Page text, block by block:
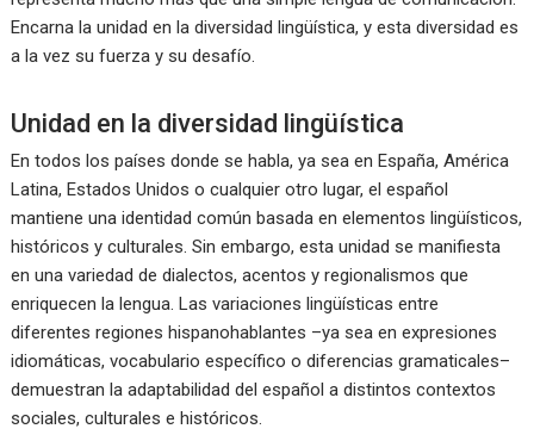
Encarna la unidad en la diversidad lingüística, y esta diversidad es
a la vez su fuerza y su desafío.
Unidad en la diversidad lingüística
En todos los países donde se habla, ya sea en España, América
Latina, Estados Unidos o cualquier otro lugar, el español
mantiene una identidad común basada en elementos lingüísticos,
históricos y culturales. Sin embargo, esta unidad se manifiesta
en una variedad de dialectos, acentos y regionalismos que
enriquecen la lengua. Las variaciones lingüísticas entre
diferentes regiones hispanohablantes –ya sea en expresiones
idiomáticas, vocabulario específico o diferencias gramaticales–
demuestran la adaptabilidad del español a distintos contextos
sociales, culturales e históricos.